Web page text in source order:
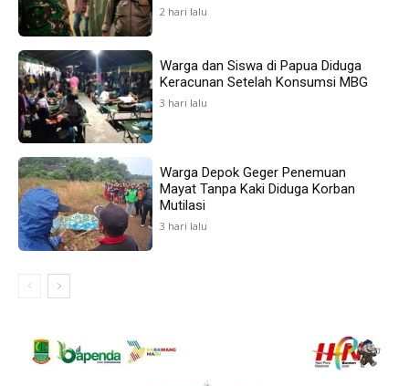
2 hari lalu
Warga dan Siswa di Papua Diduga
Keracunan Setelah Konsumsi MBG
3 hari lalu
Warga Depok Geger Penemuan
Mayat Tanpa Kaki Diduga Korban
Mutilasi
3 hari lalu